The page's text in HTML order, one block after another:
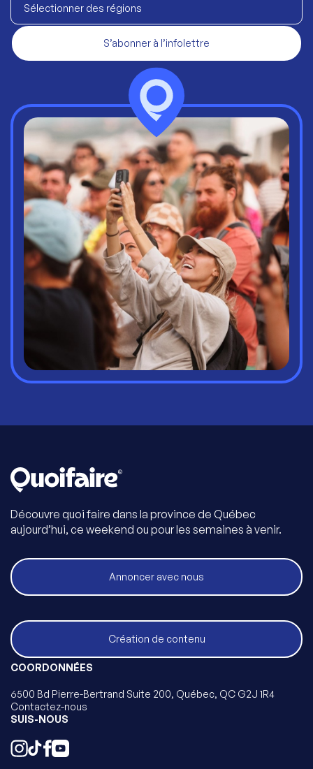
Sélectionner des régions
S’abonner à l’infolettre
Découvre quoi faire dans la province de Québec
aujourd’hui, ce weekend ou pour les semaines à venir.
Annoncer avec nous
Création de contenu
COORDONNÉES
6500 Bd Pierre-Bertrand Suite 200, Québec, QC G2J 1R4
Contactez-nous
SUIS-NOUS